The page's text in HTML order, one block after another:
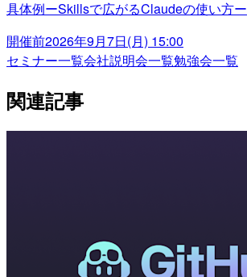
具体例ーSkillsで広がるClaudeの使い方ー
開催前2026年9月7日(月) 15:00
セミナー一覧会社説明会一覧勉強会一覧
関連記事